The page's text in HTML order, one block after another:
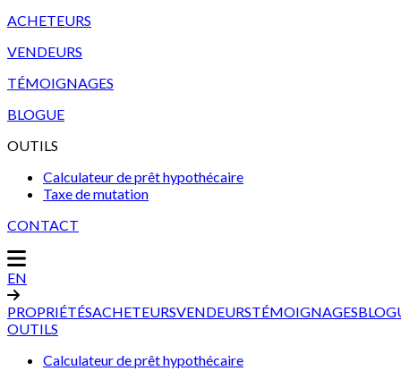
ACHETEURS
VENDEURS
TÉMOIGNAGES
BLOGUE
OUTILS
Calculateur de prêt hypothécaire
Taxe de mutation
CONTACT
EN
PROPRIÉTÉSACHETEURSVENDEURSTÉMOIGNAGES
OUTILS
Calculateur de prêt hypothécaire